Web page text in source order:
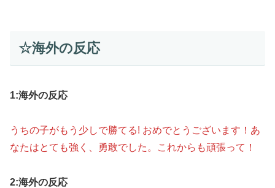
☆海外の反応
1:海外の反応
うちの子がもう少しで勝てる! おめでとうございます！あ
なたはとても強く、勇敢でした。これからも頑張って！
2:海外の反応